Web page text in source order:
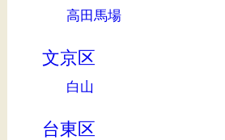
高田馬場
文京区
白山
台東区